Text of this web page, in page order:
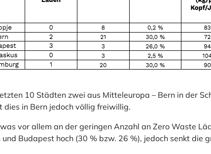
10 Städten zwei aus Mitteleuropa – Bern in der
in Bern jedoch völlig freiwillig.
vor allem an der geringen Anzahl an Zero Waste
Budapest hoch (30 % bzw. 26 %), jedoch senkt die